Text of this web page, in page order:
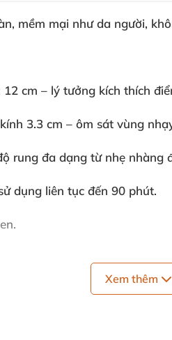
, mềm mại như da người,
12 cm – lý tưởng kích thích
3.3 cm – ôm sát vùng
rung đa dạng từ nhẹ nhàng
dụng liên tục đến 90 phút.
.
vibrator thỏ đa tốc độ, vượt
Xem thêm